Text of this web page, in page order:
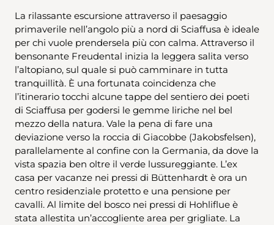
La rilassante escursione attraverso il paesaggio
primaverile nell’angolo più a nord di Sciaffusa è ideale
per chi vuole prendersela più con calma. Attraverso il
bensonante Freudental inizia la leggera salita verso
l’altopiano, sul quale si può camminare in tutta
tranquillità. È una fortunata coincidenza che
l’itinerario tocchi alcune tappe del sentiero dei poeti
di Sciaffusa per godersi le gemme liriche nel bel
mezzo della natura. Vale la pena di fare una
deviazione verso la roccia di Giacobbe (Jakobsfelsen),
parallelamente al confine con la Germania, da dove la
vista spazia ben oltre il verde lussureggiante. L’ex
casa per vacanze nei pressi di Büttenhardt è ora un
centro residenziale protetto e una pensione per
cavalli. Al limite del bosco nei pressi di Hohliflue è
stata allestita un’accogliente area per grigliate. La